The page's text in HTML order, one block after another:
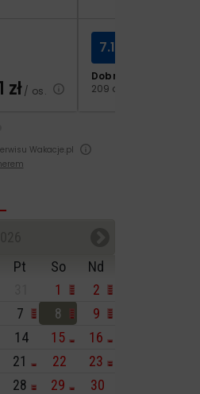
zł/ os.
Dobry
209 opinii
7.1
Wakacje.pl
Pt So
Nd
1
2
7 8
9
14 15
16
21 22
23
28 29
30